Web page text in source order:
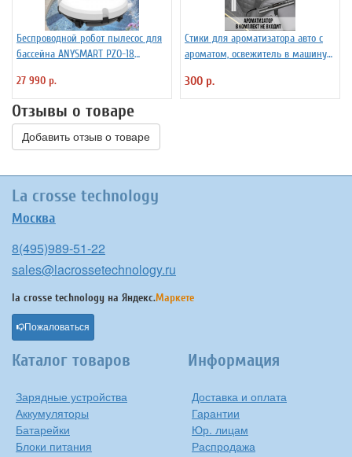
Беспроводной робот пылесос для
бассейна ANYSMART PZO-18
27 990 р.
Стики для ароматизатора авто с
ароматом, освежитель в машину
300 р.
Отзывы о товаре
Добавить отзыв о товаре
La crosse technology
Москва
8(495)989-51-22
sales@lacrossetechnology.ru
la crosse technology на Яндекс.Маркете
Пожаловаться
Каталог товаров
Зарядные устройства
Аккумуляторы
Батарейки
Блоки питания
Информация
Доставка и оплата
Гарантии
Юр. лицам
Распродажа